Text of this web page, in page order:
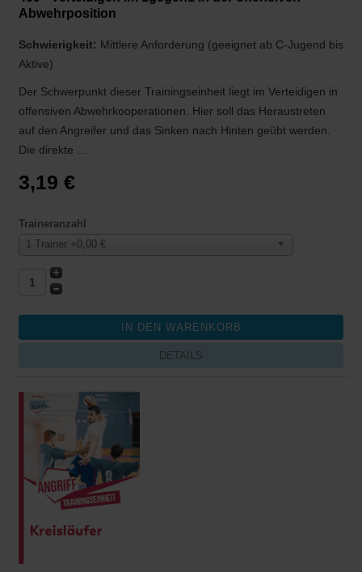
Abwehrposition
Schwierigkeit: Mittlere Anforderung (geeignet ab C-Jugend bis
Aktive)
Der Schwerpunkt dieser Trainingseinheit liegt im Verteidigen in
offensiven Abwehrkooperationen. Hier soll das Heraustreten
auf den Angreifer und das Sinken nach Hinten geübt werden.
Die direkte ...
3,19 €
Traineranzahl
1 Trainer +0,00 €
DETAILS